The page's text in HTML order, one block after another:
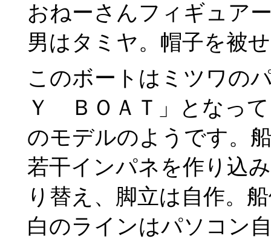
おねーさんフィギュア
男はタミヤ。帽子を被
このボートはミツワの
Ｙ ＢＯＡＴ」となっ
のモデルのようです。
若干インパネを作り込
り替え、脚立は自作。
白のラインはパソコン